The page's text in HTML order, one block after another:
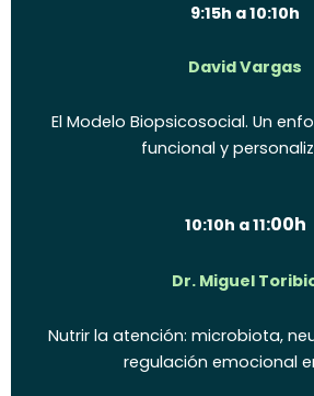
9:15h a 10:10h
David Vargas
El Modelo Biopsicosocial. Un
funcional y
10:10h a 11:00h
Dr. Miguel
Nutrir la atención: microbiota,
regulación emocional